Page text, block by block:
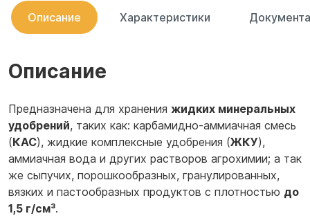
Описание Характеристики
Описание
Предназначена для хранения жидких минеральных
удобрений, таких как: карбамидно-аммиачная смесь
(КАС), жидкие комплексные удобрения (ЖКУ),
аммиачная вода и других растворов агрохимии; а так
же сыпучих, порошкообразных, гранулированных,
вязких и пастообразных продуктов с плотностью до
1,5 г/см³.